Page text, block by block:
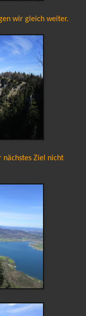
wir gleich weiter.
nächstes Ziel nicht